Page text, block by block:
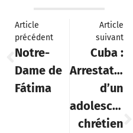
Article
précédent
Notre-
Dame de
Fátima
Article
suivant
Cuba :
Arrestation
d’un
adolescent
chrétien